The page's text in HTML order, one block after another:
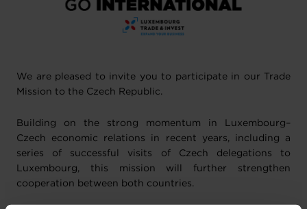
We are pleased to invite you to participate in our Trade
Mission to the Czech Republic.
Building on the strong momentum in Luxembourg–
Czech economic relations in recent years, including a
series of successful visits of Czech delegations to
Luxembourg, this mission will further strengthen
cooperation between both countries.